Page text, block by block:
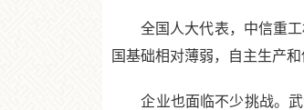
全国人大代表，中信重工
国基础相对薄弱，自主生产
企业也面临不少挑战。武